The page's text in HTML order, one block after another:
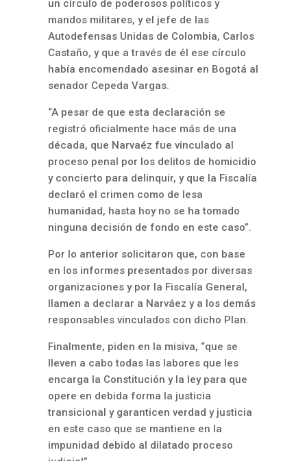
un círculo de poderosos políticos y
mandos militares, y el jefe de las
Autodefensas Unidas de Colombia, Carlos
Castaño, y que a través de él ese círculo
había encomendado asesinar en Bogotá al
senador Cepeda Vargas.
“A pesar de que esta declaración se
registró oficialmente hace más de una
década, que Narvaéz fue vinculado al
proceso penal por los delitos de homicidio
y concierto para delinquir, y que la Fiscalía
declaró el crimen como de lesa
humanidad, hasta hoy no se ha tomado
ninguna decisión de fondo en este caso”.
Por lo anterior solicitaron que, con base
en los informes presentados por diversas
organizaciones y por la Fiscalía General,
llamen a declarar a Narváez y a los demás
responsables vinculados con dicho Plan.
Finalmente, piden en la misiva, “que se
lleven a cabo todas las labores que les
encarga la Constitución y la ley para que
opere en debida forma la justicia
transicional y garanticen verdad y justicia
en este caso que se mantiene en la
impunidad debido al dilatado proceso